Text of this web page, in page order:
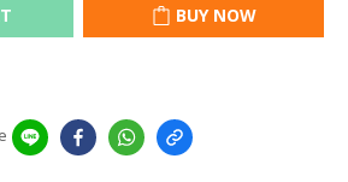
BUY NOW